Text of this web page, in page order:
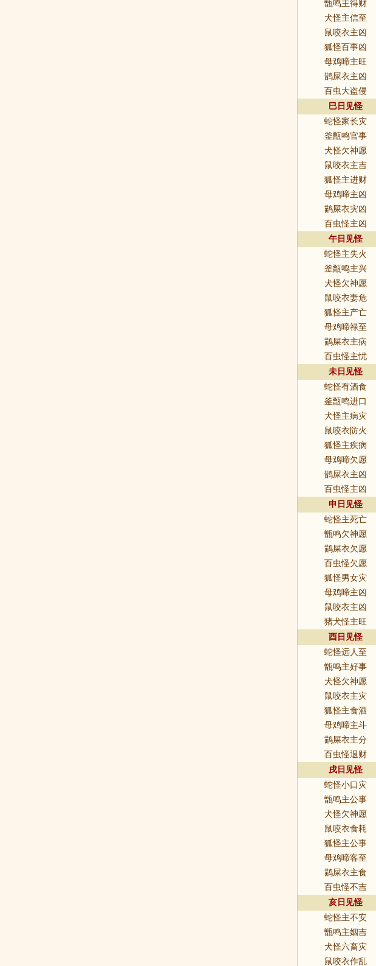
甑鸣主得财
犬怪主信至
鼠咬衣主凶
狐怪百事凶
母鸡啼主旺
鹊屎衣主凶
百虫大盗侵
巳日见怪
蛇怪家长灾
釜甑鸣官事
犬怪欠神愿
鼠咬衣主吉
狐怪主进财
母鸡啼主凶
鹋屎衣灾凶
百虫怪主凶
午日见怪
蛇怪主失火
釜甑鸣主兴
犬怪欠神愿
鼠咬衣妻危
狐怪主产亡
母鸡啼禄至
鹋屎衣主病
百虫怪主忧
未日见怪
蛇怪有酒食
釜甑鸣进口
犬怪主病灾
鼠咬衣防火
狐怪主疾病
母鸡啼欠愿
鹊屎衣主凶
百虫怪主凶
申日见怪
蛇怪主死亡
甑鸣欠神愿
鹋屎衣欠愿
百虫怪欠愿
狐怪男女灾
母鸡啼主凶
鼠咬衣主凶
猪犬怪主旺
酉日见怪
蛇怪远人至
甑鸣主好事
犬怪欠神愿
鼠咬衣主灾
狐怪主食酒
母鸡啼主斗
鹋屎衣主分
百虫怪退财
戌日见怪
蛇怪小口灾
甑鸣主公事
犬怪欠神愿
鼠咬衣食耗
狐怪主公事
母鸡啼客至
鹋屎衣主食
百虫怪不吉
亥日见怪
蛇怪主不安
甑鸣主姻吉
犬怪六畜灾
鼠咬衣作乱